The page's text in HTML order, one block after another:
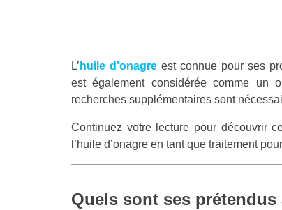
L’ huile d’onagre est connue pour ses
est également considérée comme un
recherches supplémentaires sont
Continuez votre lecture pour découvrir
l’huile d’onagre en tant que traitement
Quels sont ses prétendus